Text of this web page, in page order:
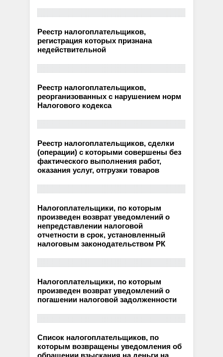
Реестр налогоплательщиков,
регистрация которых признана
недействительной
Реестр налогоплательщиков,
реорганизованных с нарушением норм
Налогового кодекса
Реестр налогоплательщиков, сделки
(операции) с которыми совершены без
фактического выполнения работ,
оказания услуг, отгрузки товаров
Налогоплательщики, по которым
произведен возврат уведомлений о
непредставлении налоговой
отчетности в срок, установленный
налоговым законодательством РК
Налогоплательщики, по которым
произведен возврат уведомлений о
погашении налоговой задолженности
Список налогоплательщиков, по
которым возвращены уведомления об
обращении взыскания на деньги на